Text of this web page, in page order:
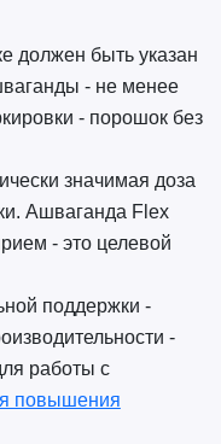
должен быть указан
- не менее
- порошок без
значимая доза
Ашваганда Flex
- это целевой
поддержки -
-
работы с
повышения